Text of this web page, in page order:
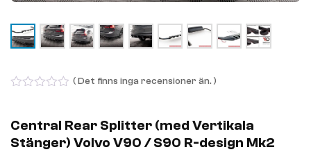
of
5
( Det finns inga recensioner än. )
Central Rear Splitter (med Vertikala
Stänger) Volvo V90 / S90 R-design Mk2